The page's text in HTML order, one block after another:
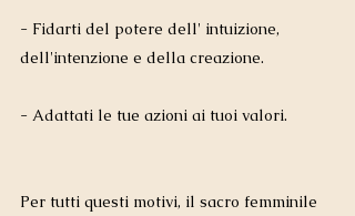
- Fidarti del potere dell' intuizione,
dell'intenzione e della creazione.
- Adattati le tue azioni ai tuoi valori.
Per tutti questi motivi, il sacro femminile